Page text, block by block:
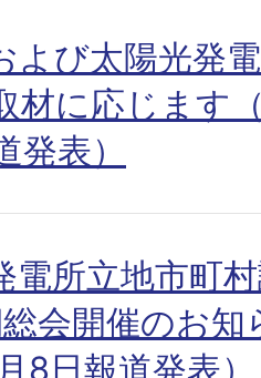
よび太陽光発
材に応じます
表）
電所立地市町
会開催のお知
8日報道発表）